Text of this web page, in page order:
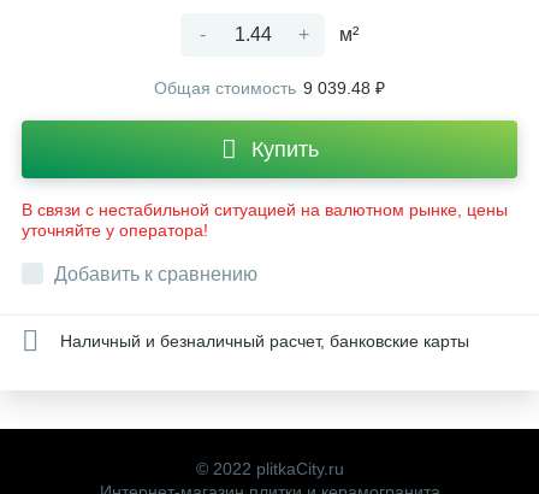
- + м²
Общая стоимость 9 039.48 ₽
Купить
В связи с нестабильной ситуацией на валютном рынке, цены
уточняйте у оператора!
Добавить к сравнению
Наличный и безналичный расчет, банковские карты
© 2022 plitkaCity.ru